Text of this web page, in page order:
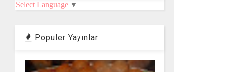
Select Language ▼
Populer Yayınlar